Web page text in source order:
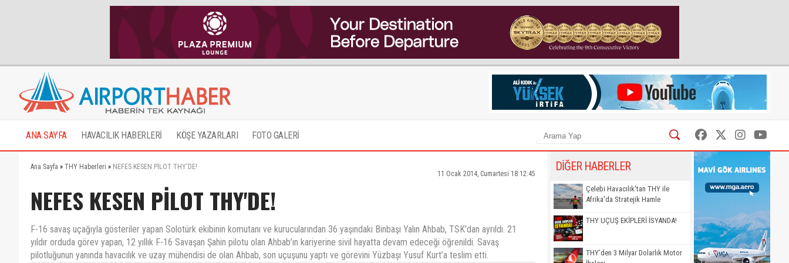
ANA SAYFA HAVACILIK HABERLERİ KÖŞE YAZARLARI FOTO GALERİ
Ana Sayfa » THY Haberleri » NEFES KESEN PİLOT THY'DE!
11 Ocak 2014, Cumartesi 18:12:45
NEFES KESEN PİLOT THY'DE!
F-16 savaş uçağıyla gösteriler yapan Solotürk ekibinin komutanı ve kurucularından 36 yaşındaki Binbaşı Yalın Ahbab, TSK’dan ayrıldı. 21
yıldır orduda görev yapan, 12 yıllık F-16 Savaşan Şahin pilotu olan Ahbab’ın kariyerine sivil hayatta devam edeceği öğrenildi. Savaş
pilotluğunun yanında havacılık ve uzay mühendisi de olan Ahbab, son uçuşunu yaptı ve görevini Yüzbaşı Yusuf Kurt’a teslim etti.
DİĞER HABERLER
Çelebi Havacılık'tan THY ile
Afrika'da Stratejik Hamle
THY UÇUŞ EKİPLERİ İSYANDA!
THY’den 3 Milyar Dolarlık Motor